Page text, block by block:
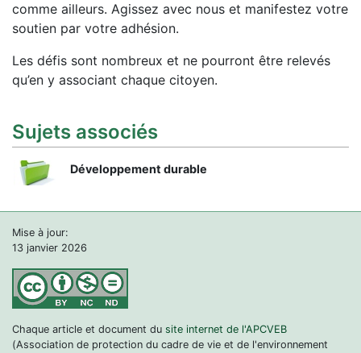
comme ailleurs. Agissez avec nous et manifestez votre
soutien par votre adhésion.
Les défis sont nombreux et ne pourront être relevés
qu’en y associant chaque citoyen.
Sujets associés
Développement durable
Mise à jour:
13 janvier 2026
Chaque article et document du site internet de l'APCVEB
(Association de protection du cadre de vie et de l'environnement